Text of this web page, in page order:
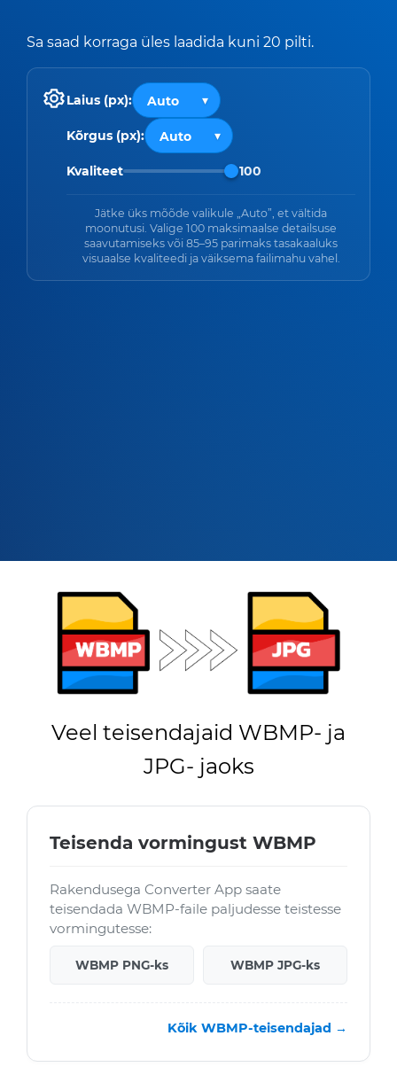
Sa saad korraga üles laadida kuni 20 pilti.
Laius (px):
Kõrgus (px):
Kvaliteet 100
Jätke üks mõõde valikule „Auto”, et vältida
moonutusi. Valige 100 maksimaalse detailsuse
saavutamiseks või 85–95 parimaks tasakaaluks
visuaalse kvaliteedi ja väiksema failimahu vahel.
Veel teisendajaid WBMP- ja
JPG- jaoks
Teisenda vormingust WBMP
Rakendusega Converter App saate
teisendada WBMP-faile paljudesse teistesse
vormingutesse:
WBMP PNG-ks WBMP JPG-ks
Kõik WBMP-teisendajad →